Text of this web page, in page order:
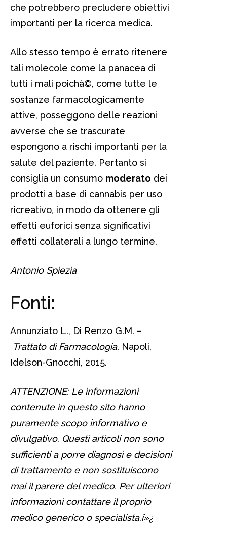
che potrebbero precludere obiettivi
importanti per la ricerca medica.
Allo stesso tempo è errato ritenere
tali molecole come la panacea di
tutti i mali poichà©, come tutte le
sostanze farmacologicamente
attive, posseggono delle reazioni
avverse che se trascurate
espongono a rischi importanti per la
salute del paziente. Pertanto si
consiglia un consumo moderato dei
prodotti a base di cannabis per uso
ricreativo, in modo da ottenere gli
effetti euforici senza significativi
effetti collaterali a lungo termine.
Antonio Spiezia
Fonti:
Annunziato L., Di Renzo G.M. –
Trattato di Farmacologia, Napoli,
Idelson-Gnocchi, 2015.
ATTENZIONE: Le informazioni
contenute in questo sito hanno
puramente scopo informativo e
divulgativo. Questi articoli non sono
sufficienti a porre diagnosi e decisioni
di trattamento e non sostituiscono
mai il parere del medico. Per ulteriori
informazioni contattare il proprio
medico generico o specialista.ï»¿